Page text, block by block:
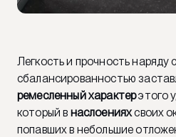
Легкость и прочность наряду
сбалансированностью
ремесленный характерэтого
который в наслоенияхсвоих
попавших в небольшие